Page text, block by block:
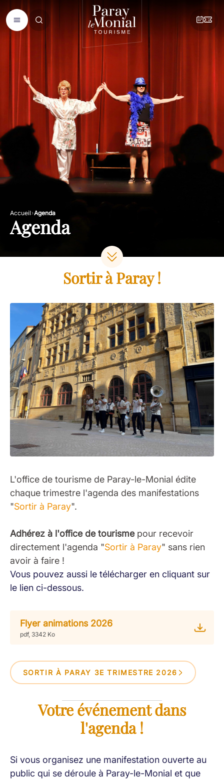
Accueil Agenda
Agenda
Sortir à Paray !
L'office de tourisme de Paray-le-Monial édite
chaque trimestre l'agenda des manifestations
"Sortir à Paray".
Adhérez à l'office de tourismepour recevoir
directement l'agenda "Sortir à Paray" sans rien
avoir à faire !
Vous pouvez aussi le télécharger en cliquant sur
le lien ci-dessous.
Flyer animations 2026
pdf, 3342 Ko
SORTIR À PARAY 3E TRIMESTRE 2026
Votre événement dans
l'agenda !
Si vous organisez une manifestation ouverte au
public qui se déroule à Paray-le-Monial et que